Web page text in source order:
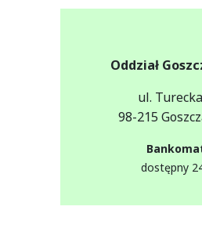
Oddział
ul.
98-215
dostępny